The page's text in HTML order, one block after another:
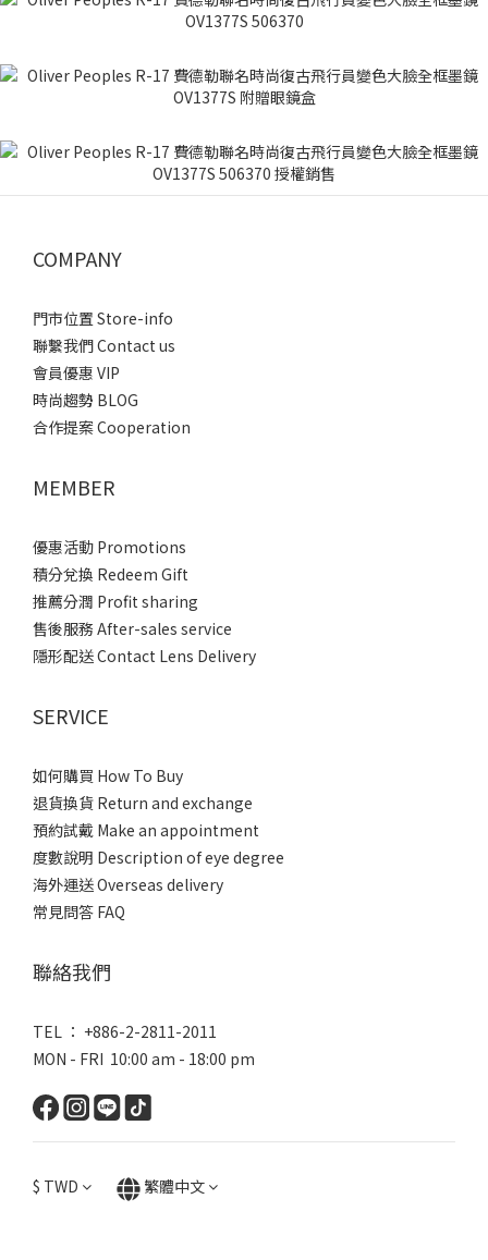
COMPANY
門市位置 Store-info
聯繫我們 Contact us
會員優惠 VIP
時尚趨勢 BLOG
合作提案 Cooperation
MEMBER
優惠活動 Promotions
積分兌換 Redeem Gift
推薦分潤 Profit sharing
售後服務 After-sales service
隱形配送 Contact Lens Delivery
SERVICE
如何購買 How To Buy
退貨換貨 Return and exchange
預約試戴 Make an appointment
度數說明 Description of eye degree
海外運送 Overseas delivery
常見問答 FAQ
聯絡我們
TEL ： +886-2-2811-2011
MON - FRI 10:00 am - 18:00 pm
$ TWD 繁體中文